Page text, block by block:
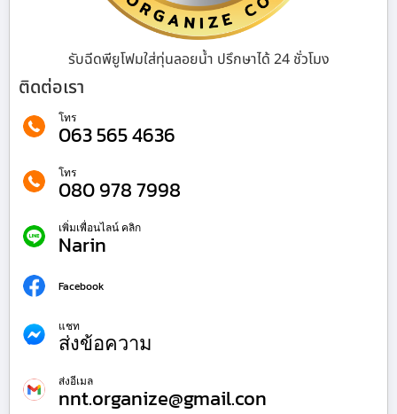
รับฉีดพียูโฟมใส่ทุ่นลอยน้ำ ปรึกษาได้ 24 ชั่วโมง
ติดต่อเรา
โทร
063 565 4636
โทร
080 978 7998
เพิ่มเพื่อนไลน์ คลิก
Narin
Facebook
แชท
ส่งข้อความ
ส่งอีเมล
nnt.organize@gmail.con